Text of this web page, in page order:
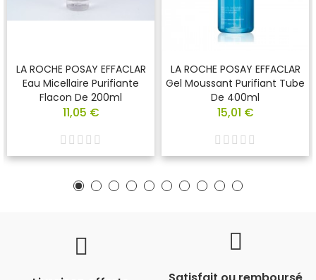
LA ROCHE POSAY EFFACLAR
Eau Micellaire Purifiante
Flacon De 200ml
11,05 €
LA ROCHE POSAY EFFACLAR
Gel Moussant Purifiant Tube
De 400ml
15,01 €